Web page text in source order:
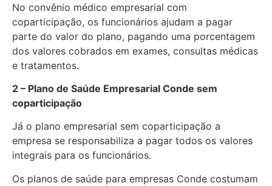
No convênio médico empresarial com
coparticipação, os funcionários ajudam a pagar
parte do valor do plano, pagando uma porcentagem
dos valores cobrados em exames, consultas médicas
e tratamentos.
2 – Plano de Saúde Empresarial Conde sem
coparticipação
Já o plano empresarial sem coparticipação a
empresa se responsabiliza a pagar todos os valores
integrais para os funcionários.
Os planos de saúde para empresas Conde costumam